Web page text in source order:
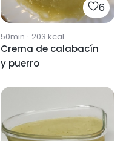
6
50min · 203 kcal
Crema de calabacín
y puerro